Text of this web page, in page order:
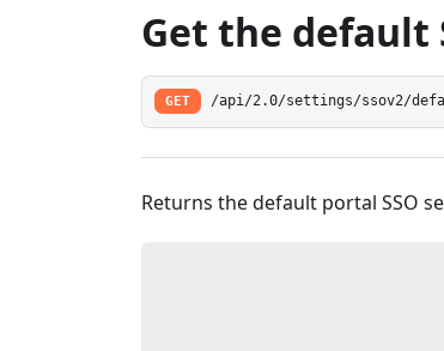
Get the default
GET /api/2.0/settings/ssov2/
Returns the default portal SSO